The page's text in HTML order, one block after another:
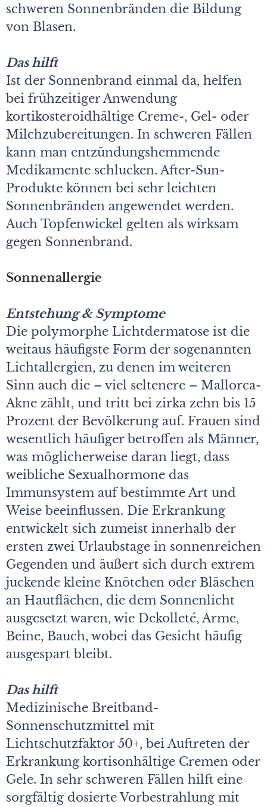
schweren Sonnenbränden die Bildung
von Blasen.
Das hilft
Ist der Sonnenbrand einmal da, helfen
bei frühzeitiger Anwendung
kortikosteroidhältige Creme-, Gel- oder
Milchzubereitungen. In schweren Fällen
kann man entzündungshemmende
Medikamente schlucken. After-Sun-
Produkte können bei sehr leichten
Sonnenbränden angewendet werden.
Auch Topfenwickel gelten als wirksam
gegen Sonnenbrand.
Sonnenallergie
Entstehung & Symptome
Die polymorphe Lichtdermatose ist die
weitaus häufigste Form der sogenannten
Lichtallergien, zu denen im weiteren
Sinn auch die – viel seltenere – Mallorca-
Akne zählt, und tritt bei zirka zehn bis 15
Prozent der Bevölkerung auf. Frauen sind
wesentlich häufiger betroffen als Männer,
was möglicherweise daran liegt, dass
weibliche Sexualhormone das
Immunsystem auf bestimmte Art und
Weise beeinflussen. Die Erkrankung
entwickelt sich zumeist innerhalb der
ersten zwei Urlaubstage in sonnenreichen
Gegenden und äußert sich durch extrem
juckende kleine Knötchen oder Bläschen
an Hautflächen, die dem Sonnenlicht
ausgesetzt waren, wie Dekolleté, Arme,
Beine, Bauch, wobei das Gesicht häufig
ausgespart bleibt.
Das hilft
Medizinische Breitband-
Sonnenschutzmittel mit
Lichtschutzfaktor 50+, bei Auftreten der
Erkrankung kortisonhältige Cremen oder
Gele. In sehr schweren Fällen hilft eine
sorgfältig dosierte Vorbestrahlung mit